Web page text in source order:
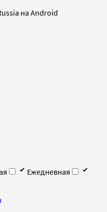
на Android
Ежедневная